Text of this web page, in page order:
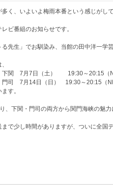
多く、いよいよ梅雨本番という感じがし
ビ番組のお知らせです。
る先生」でお馴染み、当館の田中洋一学
下関 7月7日（土） 19:30～20:15（
門司 7月14日（日） 19:30～20:15（
す。
、下関・門司の両方から関門海峡の魅力
まで少し時間がありますが、ついに全国